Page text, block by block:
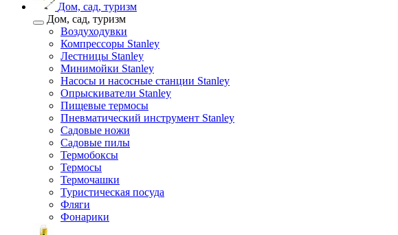
Дом, сад, туризм
Дом, сад, туризм
Воздуходувки
Компрессоры Stanley
Лестницы Stanley
Минимойки Stanley
Насосы и насосные станции Stanley
Опрыскиватели Stanley
Пищевые термосы
Пневматический инструмент Stanley
Садовые ножи
Садовые пилы
Термобоксы
Термосы
Термочашки
Туристическая посуда
Фляги
Фонарики